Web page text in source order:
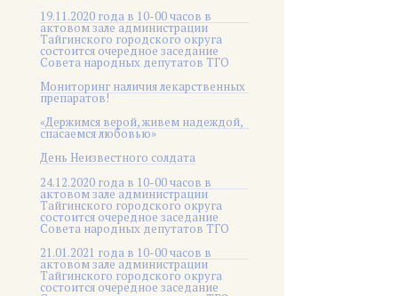
19.11.2020 года в 10-00 часов в
актовом зале администрации
Тайгинского городского округа
состоится очередное заседание
Совета народных депутатов ТГО
Мониторинг наличия лекарственных
препаратов!
«Держимся верой, живем надеждой,
спасаемся любовью»
День Неизвестного солдата
24.12.2020 года в 10-00 часов в
актовом зале администрации
Тайгинского городского округа
состоится очередное заседание
Совета народных депутатов ТГО
21.01.2021 года в 10-00 часов в
актовом зале администрации
Тайгинского городского округа
состоится очередное заседание